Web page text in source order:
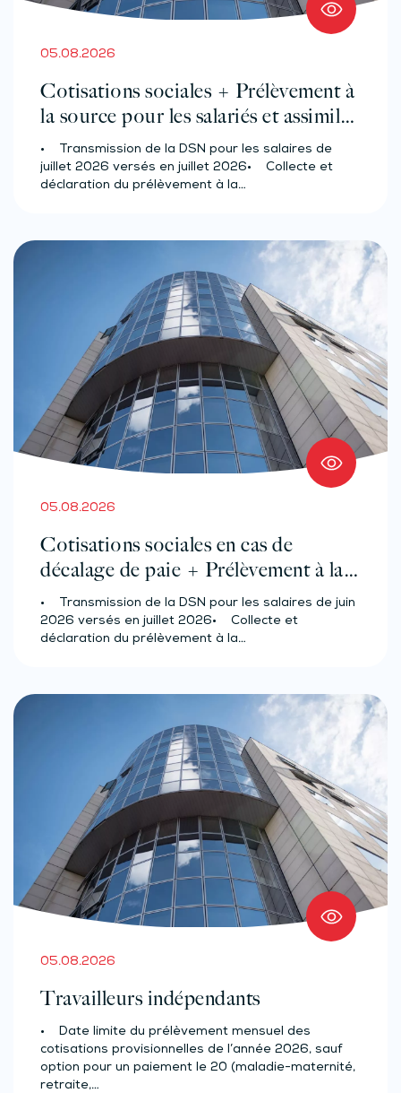
05.08.2026
Cotisations sociales + Prélèvement à
la source pour les salariés et assimilés
(effectif d’au moins 50 salariés)
• Transmission de la DSN pour les salaires de
juillet 2026 versés en juillet 2026• Collecte et
déclaration du prélèvement à la…
05.08.2026
Cotisations sociales en cas de
décalage de paie + Prélèvement à la
source des salariés et assimilés
(effectif d’au moins 50 salariés)
• Transmission de la DSN pour les salaires de juin
2026 versés en juillet 2026• Collecte et
déclaration du prélèvement à la…
05.08.2026
Travailleurs indépendants
• Date limite du prélèvement mensuel des
cotisations provisionnelles de l’année 2026, sauf
option pour un paiement le 20 (maladie-maternité,
retraite,…